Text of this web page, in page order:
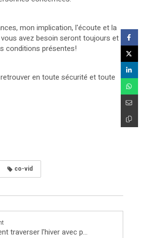
mon implication, l'écoute et la
avez besoin seront toujours et
conditions présentes!
en toute sécurité et toute
co-vid
Comment traverser l'hiver avec plus de vitalité?